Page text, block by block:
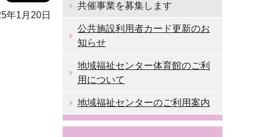
年1月20日
共催事業を募集します
公共施設利用者カード更新のお
知らせ
地域福祉センター体育館のご利
用について
地域福祉センターのご利用案内